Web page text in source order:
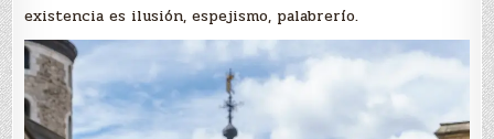
existencia es ilusión, espejismo, palabrerío.